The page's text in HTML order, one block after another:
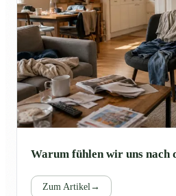
Warum fühlen wir uns nach
Zum Artikel→